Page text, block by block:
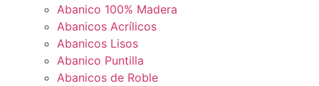
Abanico 100% Madera
Abanicos Acrílicos
Abanicos Lisos
Abanico Puntilla
Abanicos de Roble